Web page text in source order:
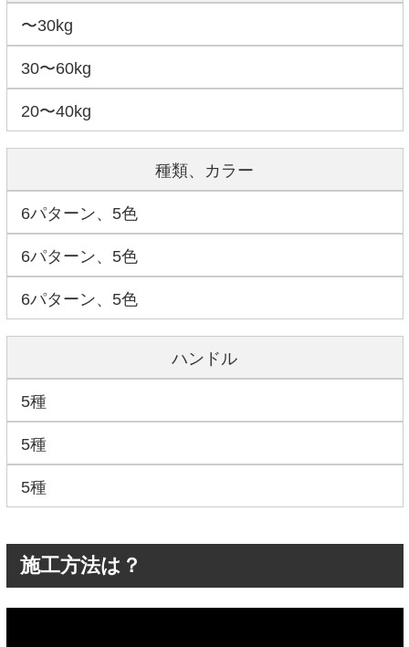
〜30kg
30〜60kg
20〜40kg
種類、カラー
6パターン、5色
6パターン、5色
6パターン、5色
ハンドル
5種
5種
5種
施工方法は？